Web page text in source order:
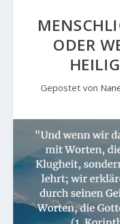
ODER
Gepostet von